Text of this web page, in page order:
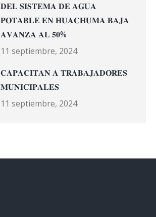
𝐃𝐄𝐋 𝐒𝐈𝐒𝐓𝐄𝐌𝐀 𝐃𝐄 𝐀𝐆𝐔𝐀
𝐏𝐎𝐓𝐀𝐁𝐋𝐄 𝐄𝐍 𝐇𝐔𝐀𝐂𝐇𝐔𝐌𝐀 𝐁𝐀𝐉𝐀
𝐀𝐕𝐀𝐍𝐙𝐀 𝐀𝐋 𝟓𝟎%
11 septiembre, 2024
𝐂𝐀𝐏𝐀𝐂𝐈𝐓𝐀𝐍 𝐀 𝐓𝐑𝐀𝐁𝐀𝐉𝐀𝐃𝐎𝐑𝐄𝐒
𝐌𝐔𝐍𝐈𝐂𝐈𝐏𝐀𝐋𝐄𝐒
11 septiembre, 2024